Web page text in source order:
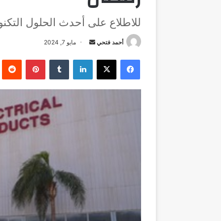
للاطلاع على أحدث الحلول
أحمد فتحي
أرسل
إلكترونيا
مايو 7, 2024
فيسبوك ‫X لينكدإن بينتيريست